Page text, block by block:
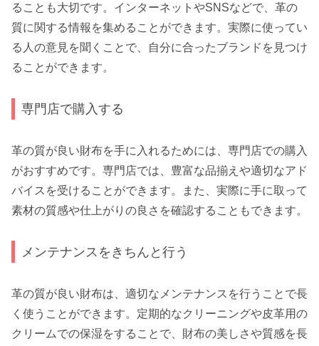
ることも大切です。インターネットやSNSなどで、革の
質に関する情報を集めることができます。実際に使ってい
る人の意見を聞くことで、自分に合ったブランドを見つけ
ることができます。
専門店で購入する
革の質が良い財布を手に入れるためには、専門店での購入
がおすすめです。専門店では、豊富な品揃えや適切なアド
バイスを受けることができます。また、実際に手に取って
素材の質感や仕上がりの良さを確認することもできます。
メンテナンスをきちんと行う
革の質が良い財布は、適切なメンテナンスを行うことで長
く使うことができます。定期的なクリーニングや皮革用の
クリームでの保湿をすることで、財布の美しさや質感を長